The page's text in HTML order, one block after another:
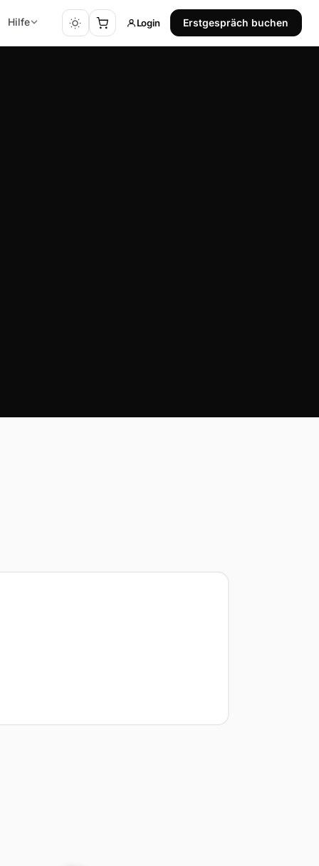
Hilfe Login Erstgespräch buchen